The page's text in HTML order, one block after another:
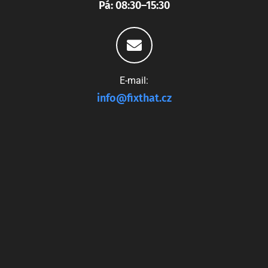
Pá: 08:30–15:30
E-mail:
info@fixthat.cz